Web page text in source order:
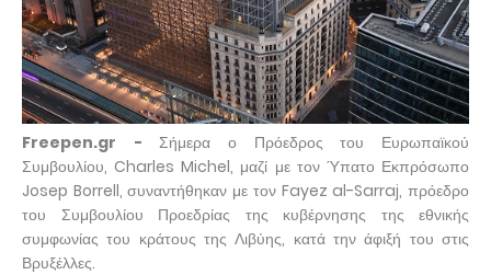
Freepen.gr -Σήμερα ο Πρόεδρος του Ευρωπαϊκού
Συμβουλίου, Charles Michel, μαζί με τον Ύπατο Εκπρόσωπο
Josep Borrell, συναντήθηκαν με τον Fayez al-Sarraj, πρόεδρο
του Συμβουλίου Προεδρίας της κυβέρνησης της εθνικής
συμφωνίας του κράτους της Λιβύης, κατά την άφιξή του στις
Βρυξέλλες.